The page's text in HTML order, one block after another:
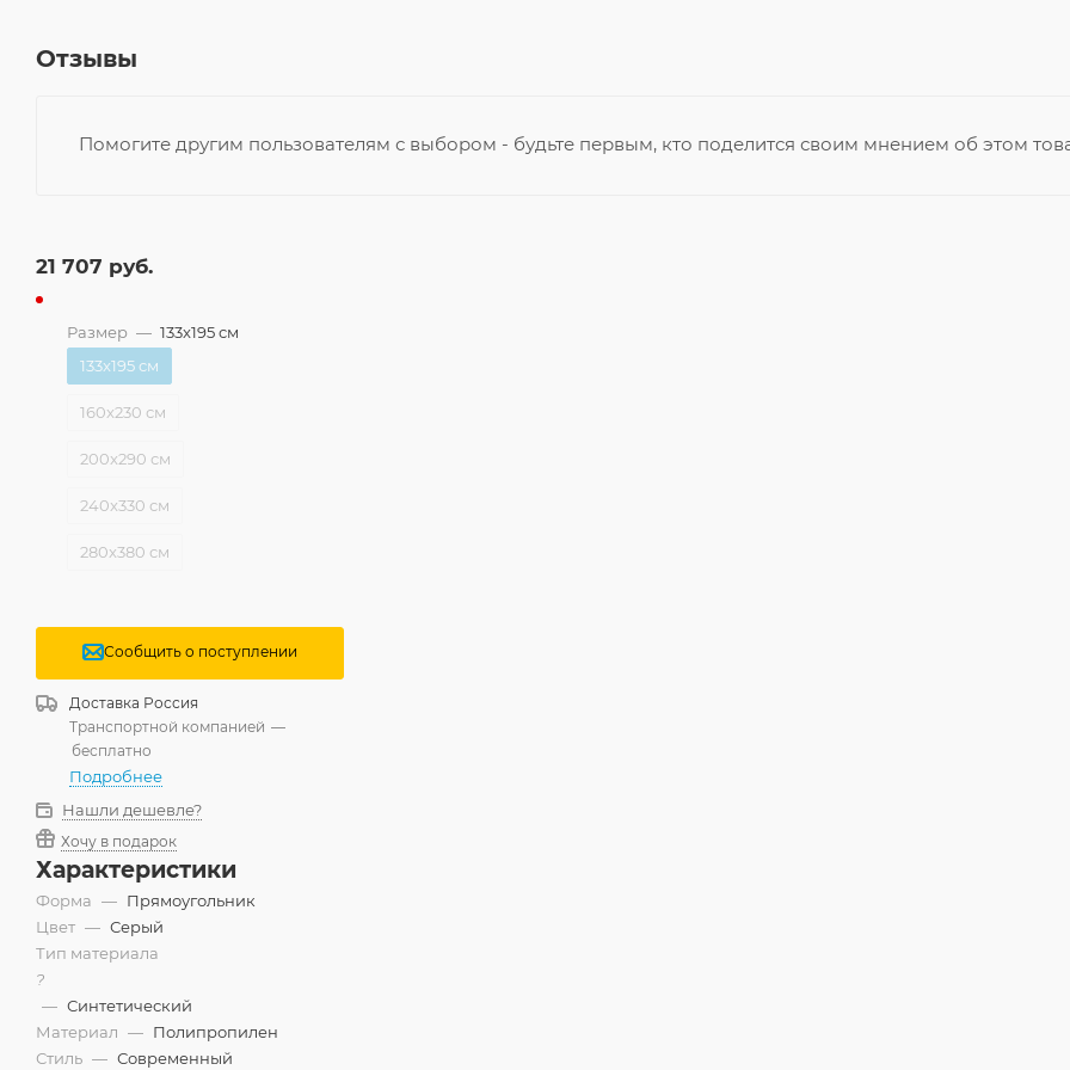
Отзывы
Помогите другим пользователям с выбором - будьте первым, кто поделится своим мнением об этом
21 707 руб.
Размер — 133x195 см
133x195 см
160x230 см
200x290 см
240x330 см
280x380 см
Сообщить о поступлении
Доставка Россия
Транспортной компанией —
бесплатно
Подробнее
Нашли дешевле?
Хочу в подарок
Характеристики
Форма — Прямоугольник
Цвет — Серый
Тип материала
?
— Синтетический
Материал — Полипропилен
Стиль — Современный